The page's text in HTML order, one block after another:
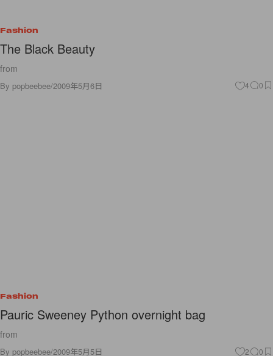
Fashion
The Black Beauty
from
By popbeebee/2009年5月6日 4 0
Fashion
Pauric Sweeney Python overnight bag
from
By popbeebee/2009年5月5日 2 0